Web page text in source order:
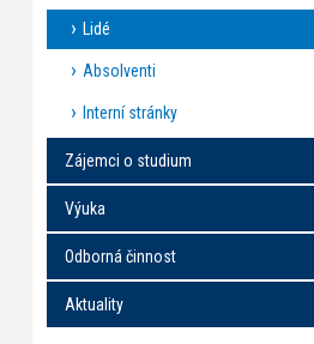
Lidé
Absolventi
Interní stránky
Zájemci o studium
Výuka
Odborná činnost
Aktuality